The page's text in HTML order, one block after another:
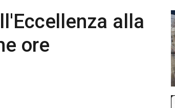
alla
ore